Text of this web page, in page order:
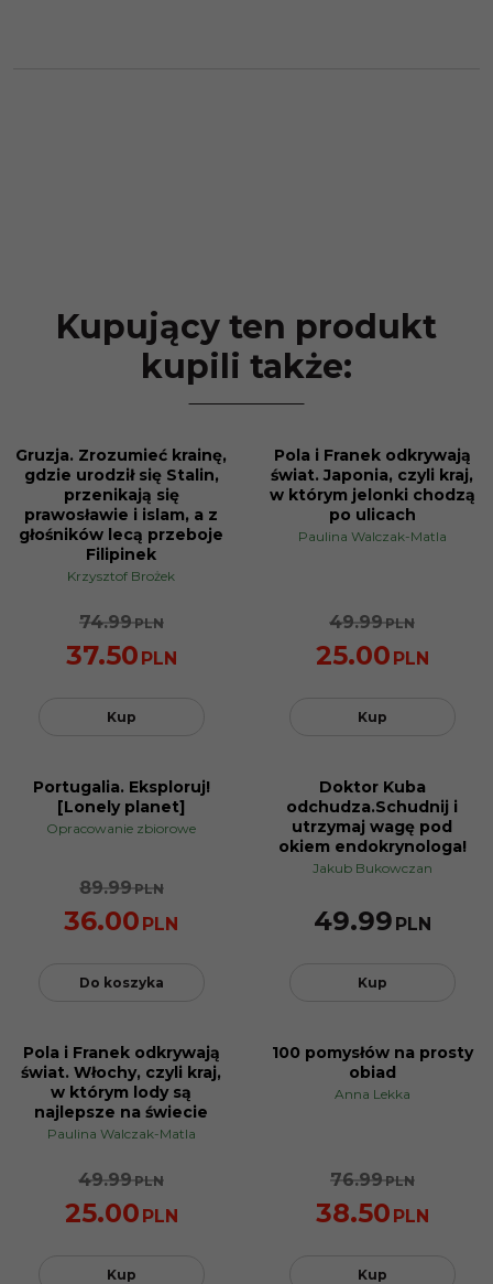
Kupujący ten produkt
kupili także:
PROMOCJA
Gruzja. Zrozumieć krainę,
gdzie urodził się Stalin,
przenikają się
prawosławie i islam, a z
głośników lecą przeboje
Filipinek
Krzysztof Brożek
74.99PLN
37.50 PLN
Kup
PROMOCJA
Pola i Franek odkrywają
świat. Japonia, czyli kraj,
w którym jelonki chodzą
po ulicach
Paulina Walczak-Matla
49.99PLN
25.00 PLN
Kup
PROMOCJA
Portugalia. Eksploruj!
[Lonely planet]
Opracowanie zbiorowe
89.99PLN
36.00 PLN
Do koszyka
Doktor Kuba
odchudza.Schudnij i
utrzymaj wagę pod
okiem endokrynologa!
Jakub Bukowczan
49.99 PLN
Kup
NOWOŚĆ
PROMOCJA
Pola i Franek odkrywają
świat. Włochy, czyli kraj,
w którym lody są
najlepsze na świecie
Paulina Walczak-Matla
49.99PLN
25.00 PLN
Kup
100 pomysłów na prosty
obiad
Anna Lekka
76.99PLN
38.50 PLN
Kup